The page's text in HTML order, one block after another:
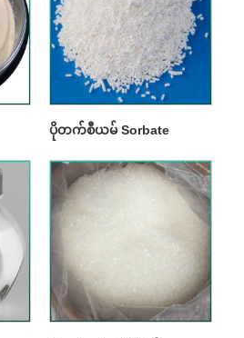
ပိုတက်စီယမ် Sorbate